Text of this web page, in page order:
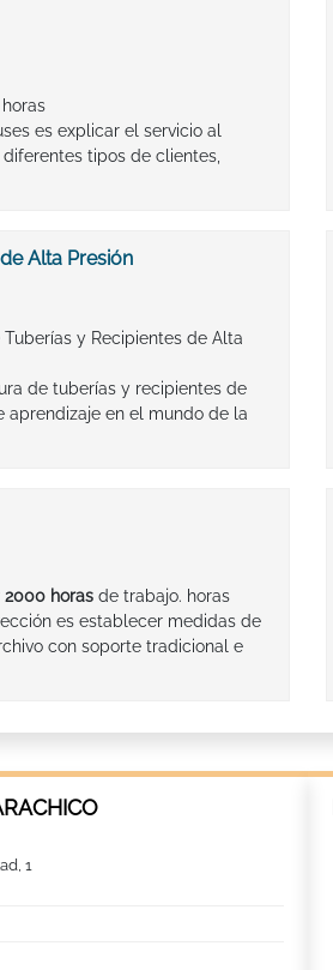
es explicar el servicio al
tipos de clientes,
Alta Presión
y Recipientes de Alta
de tuberías y recipientes de
aprendizaje en el mundo de la
2000 horas de trabajo. horas
es establecer medidas de
con soporte tradicional e
1